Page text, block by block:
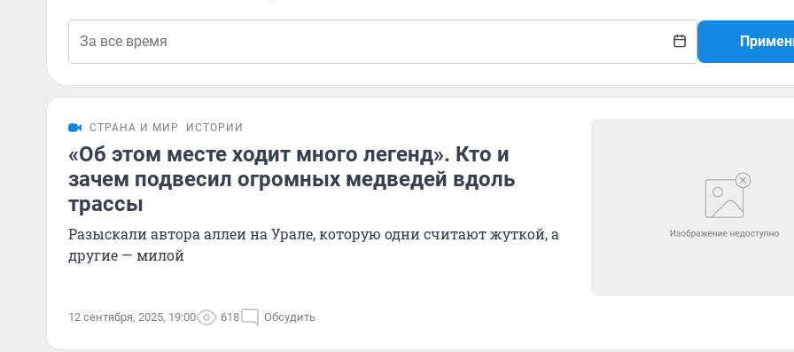
СТРАНА И МИР ИСТОРИИ
«Об этом месте ходит много легенд». Кто и
зачем подвесил огромных медведей вдоль
трассы
Разыскали автора аллеи на Урале, которую одни считают жуткой, а
другие — милой
12 сентября, 2025, 19:00 618 Обсудить